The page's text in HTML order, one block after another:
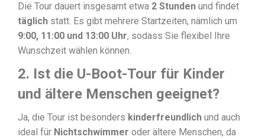
Die Tour dauert insgesamt etwa 2 Stunden und findet
täglich statt. Es gibt mehrere Startzeiten, nämlich um
9:00, 11:00 und 13:00 Uhr, sodass Sie flexibel Ihre
Wunschzeit wählen können.
2. Ist die U-Boot-Tour für Kinder
und ältere Menschen geeignet?
Ja, die Tour ist besonders kinderfreundlich und auch
ideal für Nichtschwimmer oder ältere Menschen, da